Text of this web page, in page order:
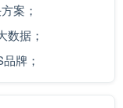
案；
数据；
牌；